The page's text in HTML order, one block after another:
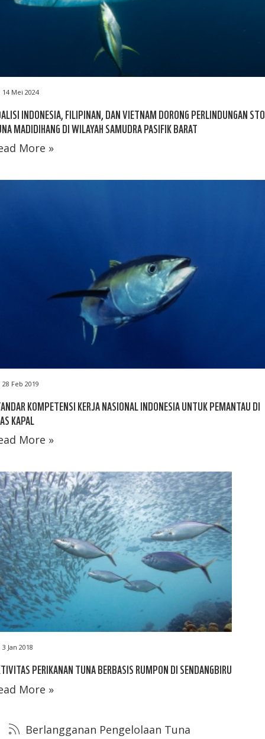
14 Mei 2024
INDONESIA, FILIPINAN, DAN VIETNAM DORONG PERLINDUNGAN
MADIDIHANG DI WILAYAH SAMUDRA PASIFIK BARAT
More »
28 Feb 2019
KOMPETENSI KERJA NASIONAL INDONESIA UNTUK PEMANTAU DI
KAPAL
More »
3 Jan 2018
PERIKANAN TUNA BERBASIS RUMPON DI SENDANGBIRU
More »
Berlangganan Pengelolaan Tuna